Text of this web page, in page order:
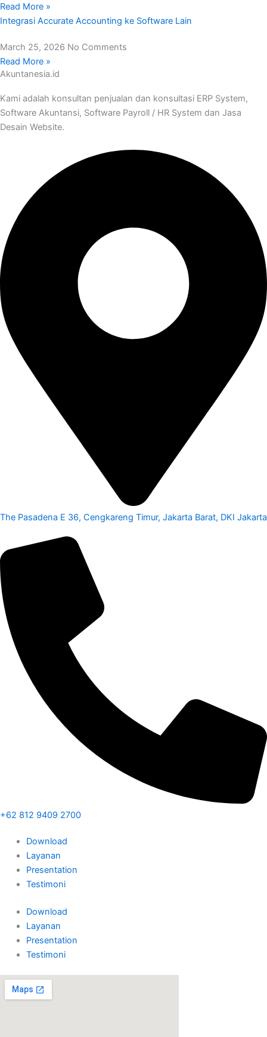
Read More »
Integrasi Accurate Accounting ke Software Lain
March 25, 2026 No Comments
Read More »
Akuntanesia.id
Kami adalah konsultan penjualan dan konsultasi ERP System,
Software Akuntansi, Software Payroll / HR System dan Jasa
Desain Website.
The Pasadena E 36, Cengkareng Timur, Jakarta Barat, DKI Jakarta
+62 812 9409 2700
Download
Layanan
Presentation
Testimoni
Download
Layanan
Presentation
Testimoni